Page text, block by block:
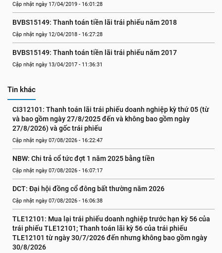
Cập nhật ngày 17/04/2019 - 16:01:28
BVBS15149: Thanh toán tiền lãi trái phiếu năm 2018
Cập nhật ngày 12/04/2018 - 16:27:28
BVBS15149: Thanh toán tiền lãi trái phiếu năm 2017
Cập nhật ngày 13/04/2017 - 11:36:31
Tin khác
CI312101: Thanh toán lãi trái phiếu doanh nghiệp kỳ thứ 05 (từ
và bao gồm ngày 27/8/2025 đến và không bao gồm ngày
27/8/2026) và gốc trái phiếu
Cập nhật ngày 07/08/2026 - 16:22:47
NBW: Chi trả cổ tức đợt 1 năm 2025 bằng tiền
Cập nhật ngày 07/08/2026 - 16:07:17
DCT: Đại hội đồng cổ đông bất thường năm 2026
Cập nhật ngày 07/08/2026 - 16:06:38
TLE12101: Mua lại trái phiếu doanh nghiệp trước hạn kỳ 56 của
trái phiếu TLE12101; Thanh toán lãi kỳ 56 của trái phiếu
TLE12101 từ ngày 30/7/2026 đến nhưng không bao gồm ngày
30/8/2026